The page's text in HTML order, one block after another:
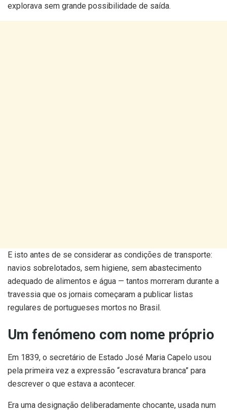
explorava sem grande possibilidade de saída.
E isto antes de se considerar as condições de transporte:
navios sobrelotados, sem higiene, sem abastecimento
adequado de alimentos e água — tantos morreram durante a
travessia que os jornais começaram a publicar listas
regulares de portugueses mortos no Brasil.
Um fenómeno com nome próprio
Em 1839, o secretário de Estado José Maria Capelo usou
pela primeira vez a expressão “escravatura branca” para
descrever o que estava a acontecer.
Era uma designação deliberadamente chocante, usada num